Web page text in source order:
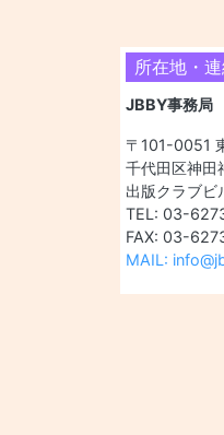
所在地・
JBBY事務局
〒101-0051
千代田区神田
出版クラブビ
TEL: 03-
FAX: 03-
MAIL: